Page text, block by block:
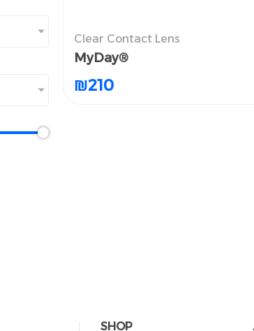
Clear Contact Lens
MyDay®
₪210
العدسات اللاصقة الطبية الشفافة
MyDay®
₪210
SHOP